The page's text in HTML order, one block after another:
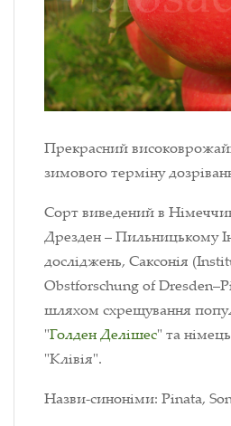
Прекрасний
зимового терміну
Сорт виведений в
Дрезден – Пильницькому
досліджень, Саксонія
Obstforschung of
шляхом схрещування
"Голден Делішес" та
"Клівія".
Назви-синоніми: Pinata,